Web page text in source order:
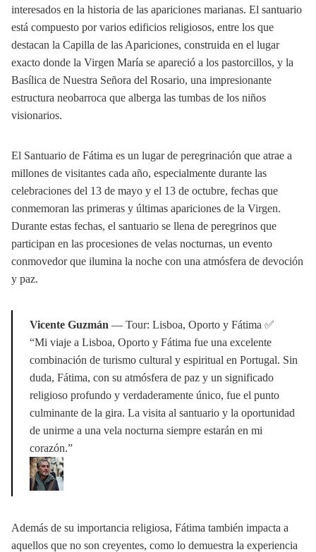
interesados en la historia de las apariciones marianas. El santuario
está compuesto por varios edificios religiosos, entre los que
destacan la Capilla de las Apariciones, construida en el lugar
exacto donde la Virgen María se apareció a los pastorcillos, y la
Basílica de Nuestra Señora del Rosario, una impresionante
estructura neobarroca que alberga las tumbas de los niños
visionarios.
El Santuario de Fátima es un lugar de peregrinación que atrae a
millones de visitantes cada año, especialmente durante las
celebraciones del 13 de mayo y el 13 de octubre, fechas que
conmemoran las primeras y últimas apariciones de la Virgen.
Durante estas fechas, el santuario se llena de peregrinos que
participan en las procesiones de velas nocturnas, un evento
conmovedor que ilumina la noche con una atmósfera de devoción
y paz.
Vicente Guzmán — Tour: Lisboa, Oporto y Fátima ✅
“Mi viaje a Lisboa, Oporto y Fátima fue una excelente
combinación de turismo cultural y espiritual en Portugal. Sin
duda, Fátima, con su atmósfera de paz y un significado
religioso profundo y verdaderamente único, fue el punto
culminante de la gira. La visita al santuario y la oportunidad
de unirme a una vela nocturna siempre estarán en mi
corazón.”
Además de su importancia religiosa, Fátima también impacta a
aquellos que no son creyentes, como lo demuestra la experiencia